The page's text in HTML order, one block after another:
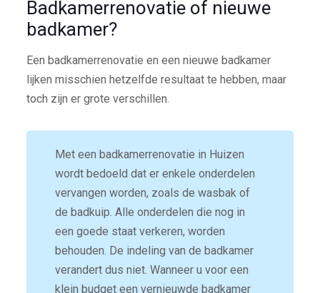
Badkamerrenovatie of nieuwe
badkamer?
Een badkamerrenovatie en een nieuwe badkamer
lijken misschien hetzelfde resultaat te hebben, maar
toch zijn er grote verschillen.
Met een badkamerrenovatie in Huizen
wordt bedoeld dat er enkele onderdelen
vervangen worden, zoals de wasbak of
de badkuip. Alle onderdelen die nog in
een goede staat verkeren, worden
behouden. De indeling van de badkamer
verandert dus niet. Wanneer u voor een
klein budget een vernieuwde badkamer